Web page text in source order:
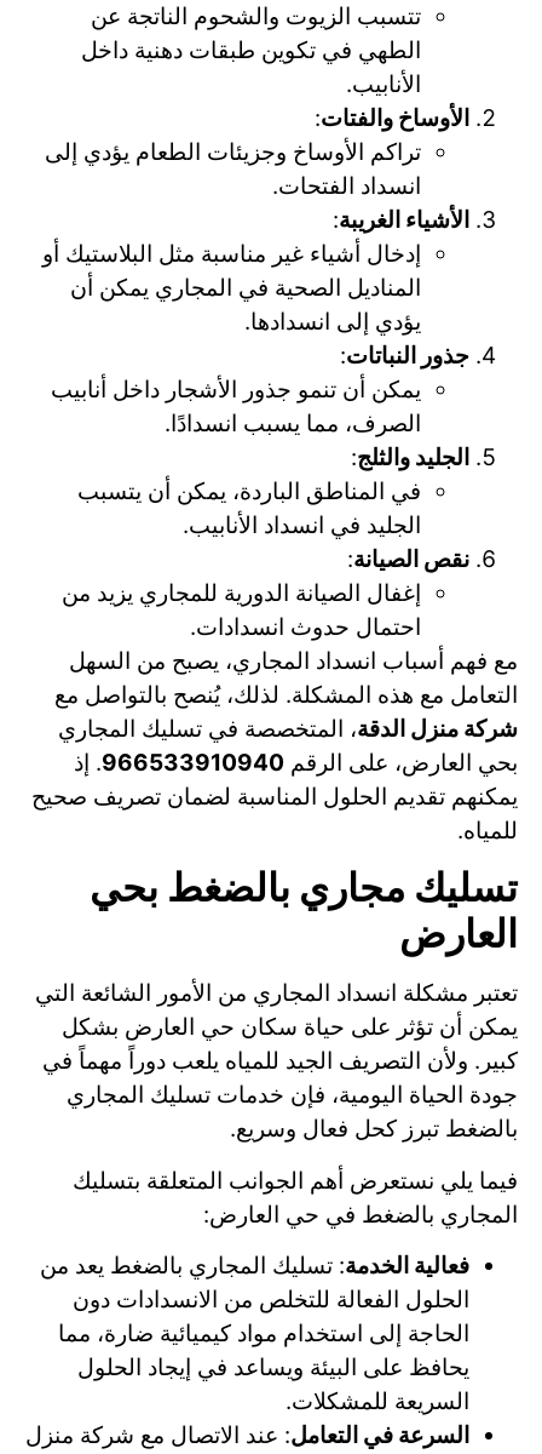
تتسبب الزيوت والشحوم الناتجة عن
الطهي في تكوين طبقات دهنية داخل
الأنابيب.
الأوساخ والفتات:
تراكم الأوساخ وجزيئات الطعام يؤدي إلى
انسداد الفتحات.
الأشياء الغريبة:
إدخال أشياء غير مناسبة مثل البلاستيك أو
المناديل الصحية في المجاري يمكن أن
يؤدي إلى انسدادها.
جذور النباتات:
يمكن أن تنمو جذور الأشجار داخل أنابيب
الصرف، مما يسبب انسدادًا.
الجليد والثلج:
في المناطق الباردة، يمكن أن يتسبب
الجليد في انسداد الأنابيب.
نقص الصيانة:
إغفال الصيانة الدورية للمجاري يزيد من
احتمال حدوث انسدادات.
مع فهم أسباب انسداد المجاري، يصبح من السهل
التعامل مع هذه المشكلة. لذلك، يُنصح بالتواصل مع
شركة منزل الدقة، المتخصصة في تسليك المجاري
بحي العارض، على الرقم 966533910940. إذ
يمكنهم تقديم الحلول المناسبة لضمان تصريف صحيح
للمياه.
تسليك مجاري بالضغط بحي
العارض
تعتبر مشكلة انسداد المجاري من الأمور الشائعة التي
يمكن أن تؤثر على حياة سكان حي العارض بشكل
كبير. ولأن التصريف الجيد للمياه يلعب دوراً مهماً في
جودة الحياة اليومية، فإن خدمات تسليك المجاري
بالضغط تبرز كحل فعال وسريع.
فيما يلي نستعرض أهم الجوانب المتعلقة بتسليك
المجاري بالضغط في حي العارض:
فعالية الخدمة: تسليك المجاري بالضغط يعد من
الحلول الفعالة للتخلص من الانسدادات دون
الحاجة إلى استخدام مواد كيميائية ضارة، مما
يحافظ على البيئة ويساعد في إيجاد الحلول
السريعة للمشكلات.
السرعة في التعامل: عند الاتصال مع شركة منزل